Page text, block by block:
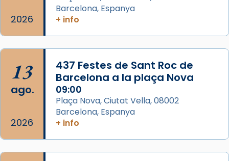
comitè organitzador de la visita apostòlica
col·laboradors, a la Catedral de Barcelona.
L’arquebisbe de Barcelona, el cardenal Joan
Josep Omella, ha presidit la missa i l’ha
concelebrat el bisbe auxiliar de Barcelona,
Mons. David Abadías.
📸 Dr. G. Simón
2026
Barcelona, Espanya
+ info
13
ago.
2026
437 Festes de Sant Roc de
Barcelona a la plaça Nova
09:00
Plaça Nova, Ciutat Vella, 08002
Barcelona, Espanya
+ info